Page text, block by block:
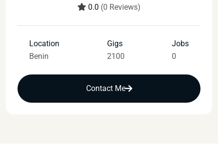
0.0 (0 Reviews)
Location
Benin
Gigs
2100
Jobs
0
Contact Me